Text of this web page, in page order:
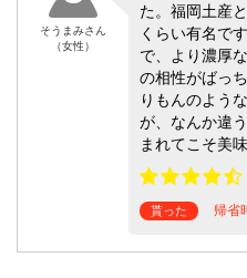
そうまみさん
（女性）
た。福岡土産
くらい有名で
で、より濃厚
の相性がばっ
りもんのよう
が、なんか違
まれてこそ美
貰った 帰省